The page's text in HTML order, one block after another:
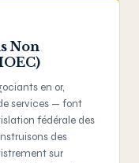
Non
en or,
services — font
fédérale des
des
sur